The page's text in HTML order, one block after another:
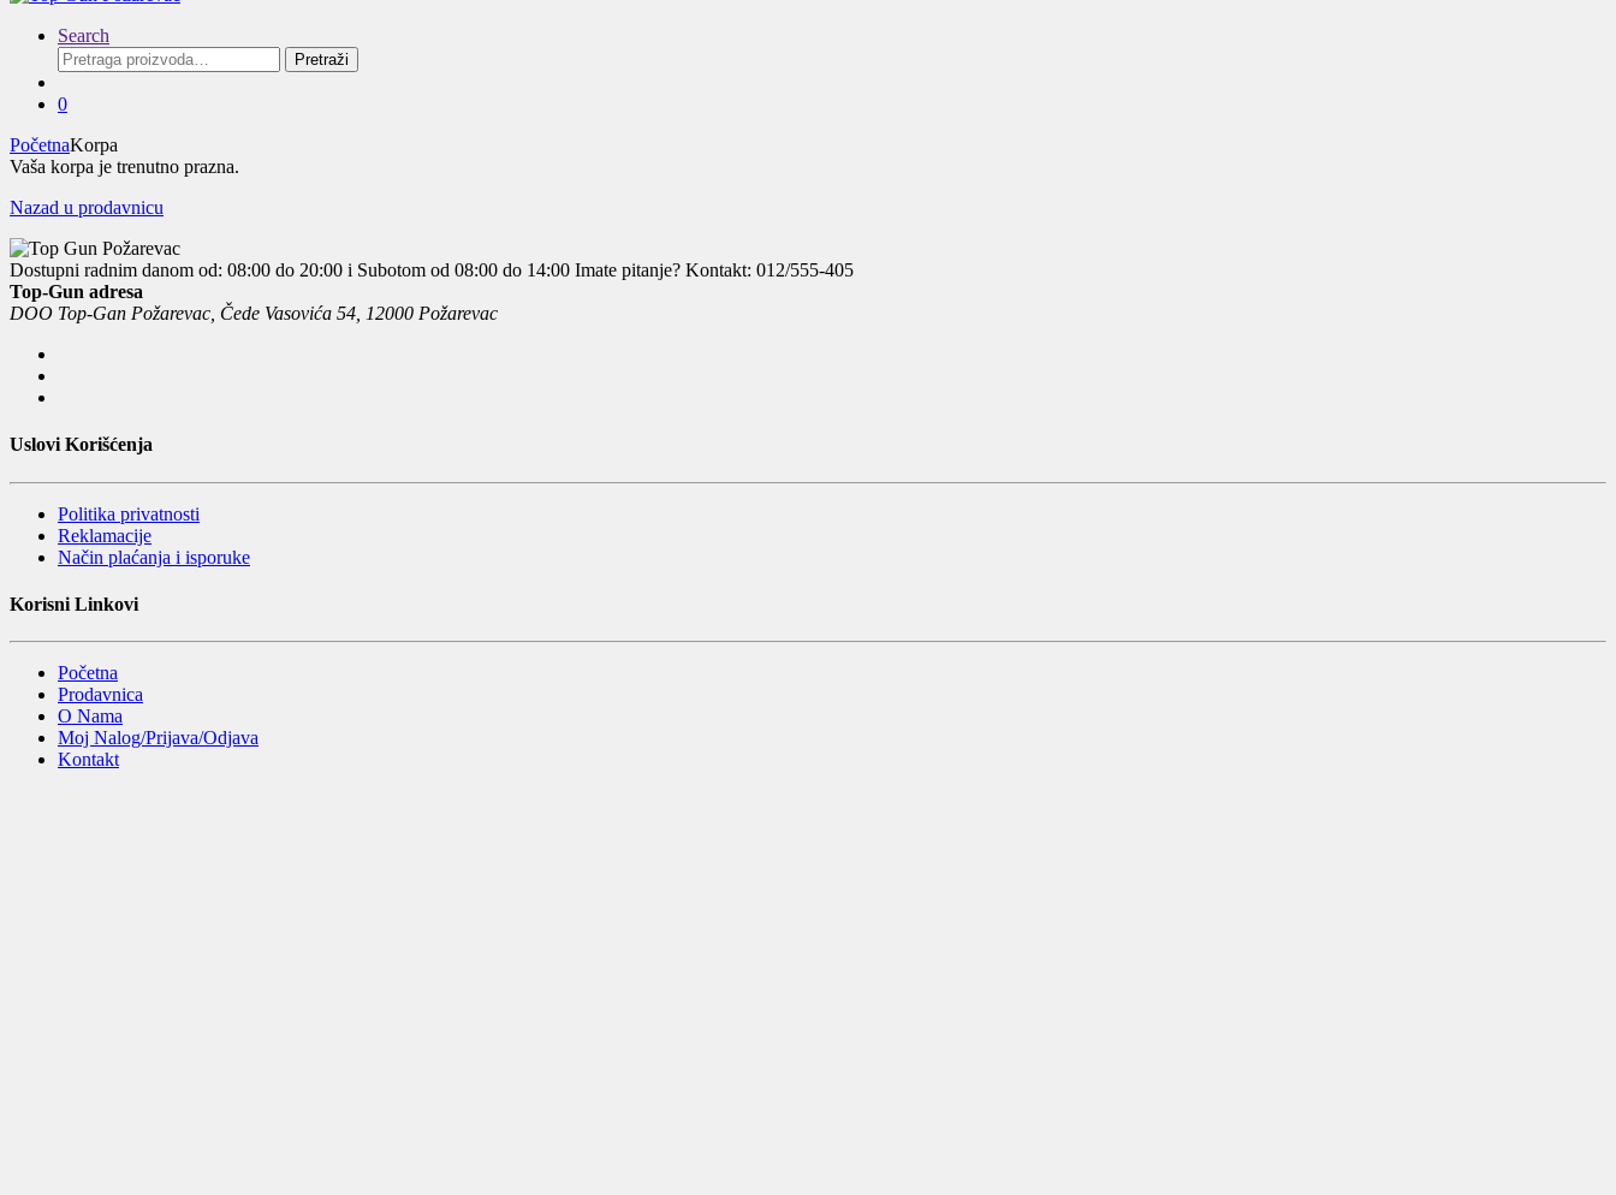
Search
Pretraga
za:
Pretraži
0
PočetnaKorpa
Vaša korpa je trenutno prazna.
Nazad u prodavnicu
Dostupni radnim danom od: 08:00 do 20:00 i Subotom od 08:00 do 14:00 Imate pitanje? Kontakt: 012/555-405
Top-Gun adresa
DOO Top-Gan Požarevac, Čede Vasovića 54, 12000 Požarevac
Uslovi Korišćenja
Politika privatnosti
Reklamacije
Način plaćanja i isporuke
Korisni Linkovi
Početna
Prodavnica
O Nama
Moj Nalog/Prijava/Odjava
Kontakt